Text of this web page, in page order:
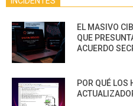
EL MASIVO
QUE
ACUERDO
POR QUÉ LOS